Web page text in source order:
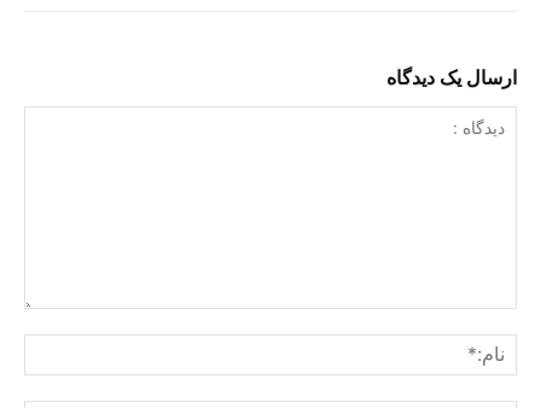
ارسال یک دیدگاه